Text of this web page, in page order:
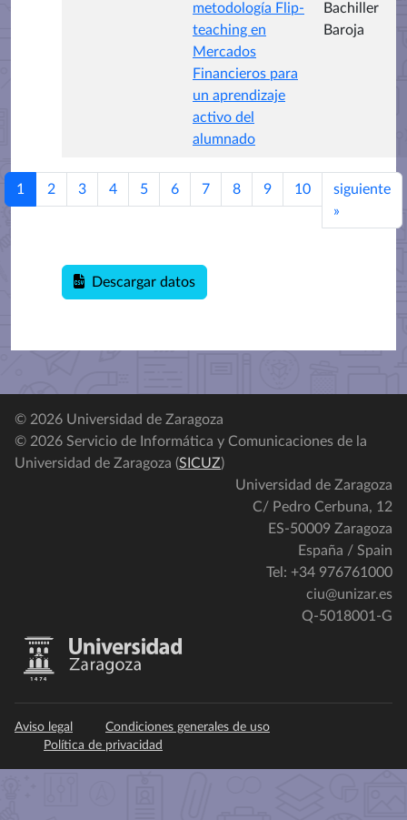
metodología Flip-
teaching en
Mercados
Financieros para
un aprendizaje
activo del
alumnado
Bachiller
Baroja
1 2 3 4 5 6 7 8 9 10
siguiente
»
Descargar datos
© 2026 Universidad de Zaragoza
© 2026 Servicio de Informática y Comunicaciones de la
Universidad de Zaragoza (SICUZ)
Universidad de Zaragoza
C/ Pedro Cerbuna, 12
ES-50009 Zaragoza
España / Spain
Tel: +34 976761000
ciu@unizar.es
Q-5018001-G
Aviso legal
Condiciones generales de uso
Política de privacidad